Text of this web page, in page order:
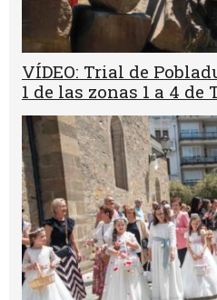
VÍDEO: Trial de
1 de las zonas 1 a 4 de